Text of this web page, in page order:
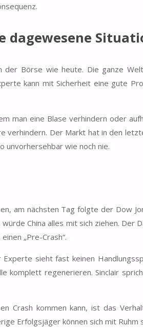
dagewesene
Börse wie heute. Die ganze
kann mit Sicherheit eine gute
man eine Blase verhindern oder
verhindern. Der Markt hat in den
unvorhersehbar wie noch nie.
am nächsten Tag folgte der Dow
China alles mit sich ziehen.
„Pre-Crash“.
sieht fast keinen
komplett regenerieren. Sinclair
Crash kommen kann, ist das
Erfolgsjäger können sich mit Ruhm